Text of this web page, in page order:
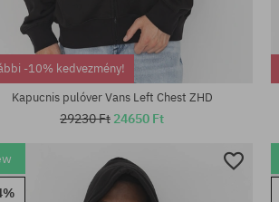
-10% kedvezmény!
Kapucnis pulóver Vans Left Chest ZHD
29230 Ft 24650 Ft